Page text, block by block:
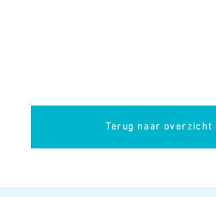
Terug naar overzicht